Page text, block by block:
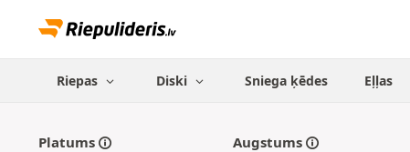
Riepas Diski Sniega ķēdes Eļļas
Platums Augstums